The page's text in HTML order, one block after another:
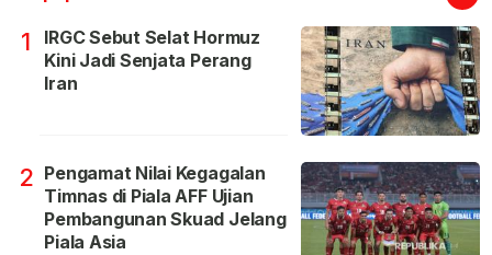
1
IRGC Sebut Selat Hormuz
Kini Jadi Senjata Perang
Iran
2 Pengamat Nilai Kegagalan
Timnas di Piala AFF Ujian
Pembangunan Skuad Jelang
Piala Asia